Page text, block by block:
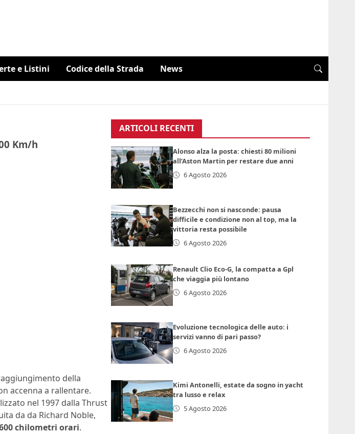
e Listini Codice della Strada News
Km/h
raggiungimento della
accenna a rallentare.
nel 1997 dalla Thrust
da da Richard Noble,
chilometri orari.
ARTICOLI RECENTI
Alonso alza la posta: chiesti 80 milioni
all’Aston Martin per restare due anni
6 Agosto 2026
Bezzecchi non si nasconde: pausa
difficile e condizione non al top, ma la
vittoria resta possibile
6 Agosto 2026
Renault Clio Eco-G, la compatta a Gpl
che viaggia più lontano
6 Agosto 2026
Evoluzione tecnologica delle auto: i
servizi vanno di pari passo?
6 Agosto 2026
Kimi Antonelli, estate da sogno in yacht
tra lusso e relax
5 Agosto 2026